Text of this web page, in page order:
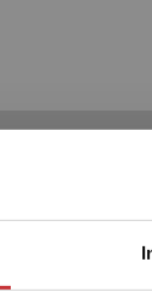
Begränsad